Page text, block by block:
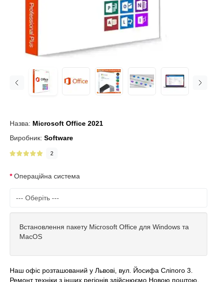
Назва: Microsoft Office 2021
Виробник: Software
2
Операційна система
Встановлення пакету Microsoft Office для Windows та
MacOS
Наш офіс розташований у Львові, вул. Йосифа Сліпого 3.
Ремонт техніки з інших регіонів здійснюємо Новою поштою.